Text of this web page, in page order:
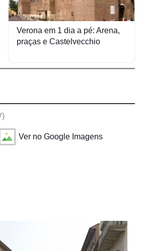
Verona em 1 dia a pé: Arena,
praças e Castelvecchio
Ver no Google Imagens